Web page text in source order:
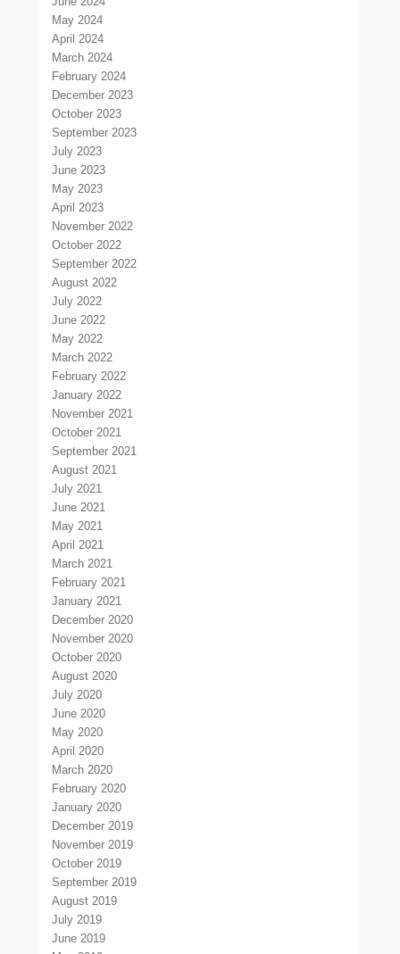
May 2024
April 2024
March 2024
February 2024
December 2023
October 2023
September 2023
July 2023
June 2023
May 2023
April 2023
November 2022
October 2022
September 2022
August 2022
July 2022
June 2022
May 2022
March 2022
February 2022
January 2022
November 2021
October 2021
September 2021
August 2021
July 2021
June 2021
May 2021
April 2021
March 2021
February 2021
January 2021
December 2020
November 2020
October 2020
August 2020
July 2020
June 2020
May 2020
April 2020
March 2020
February 2020
January 2020
December 2019
November 2019
October 2019
September 2019
August 2019
July 2019
June 2019